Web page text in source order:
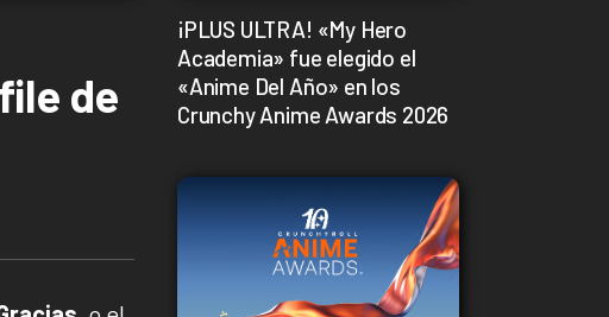
de
¡PLUS ULTRA! «My Hero
Academia» fue elegido el
«Anime Del Año» en los
Crunchy Anime Awards 2026